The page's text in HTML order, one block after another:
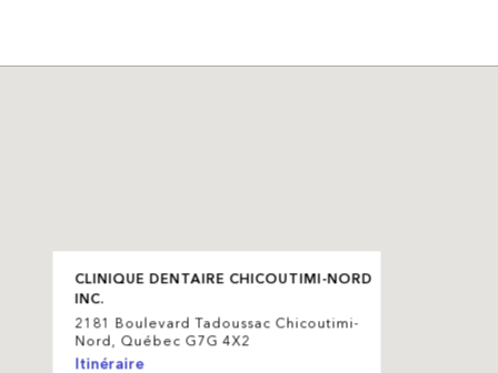
CLINIQUE DENTAIRE CHICOUTIMI-NORD
INC.
2181 Boulevard Tadoussac Chicoutimi-
Nord, Québec G7G 4X2
Itinéraire